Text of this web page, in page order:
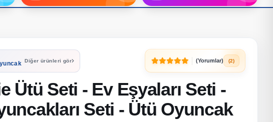
Diğer ürünleri gör (Yorumlar) (2)
Ütü Seti - Ev Eşyaları Seti -
Seti - Ütü Oyuncak